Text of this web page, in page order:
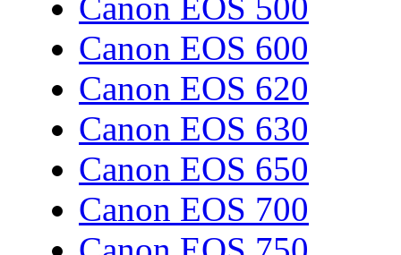
Canon EOS 600
Canon EOS 620
Canon EOS 630
Canon EOS 650
Canon EOS 700